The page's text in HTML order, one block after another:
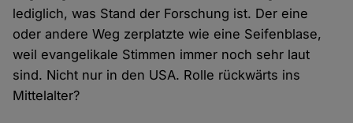
lediglich, was Stand der Forschung ist. Der eine
oder andere Weg zerplatzte wie eine Seifenblase,
weil evangelikale Stimmen immer noch sehr laut
sind. Nicht nur in den USA. Rolle rückwärts ins
Mittelalter?